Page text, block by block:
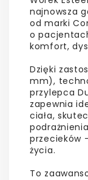
najnowsza
od marki
o
komfort,
Dzięki
mm),
przylepca
zapewnia
ciała,
przecieków
życia.
To